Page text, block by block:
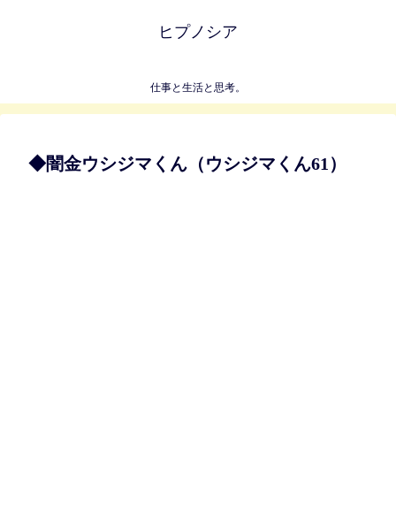
ヒプノシア
仕事と生活と思考。
◆闇金ウシジマくん（ウシジマくん61）